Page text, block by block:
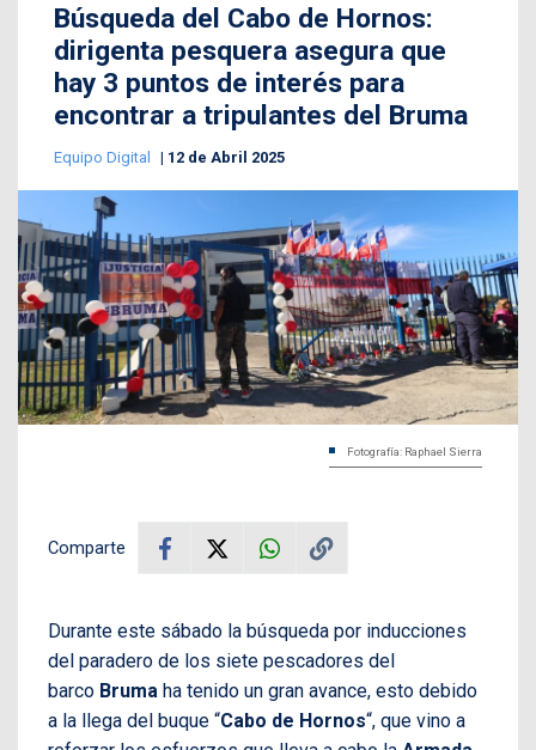
Búsqueda del Cabo de Hornos:
dirigenta pesquera asegura que
hay 3 puntos de interés para
encontrar a tripulantes del Bruma
Equipo Digital 12 de Abril 2025
Fotografía: Raphael Sierra
Comparte
Durante este sábado la búsqueda por inducciones
del paradero de los siete pescadores del
barco Bruma ha tenido un gran avance, esto debido
a la llega del buque “Cabo de Hornos“, que vino a